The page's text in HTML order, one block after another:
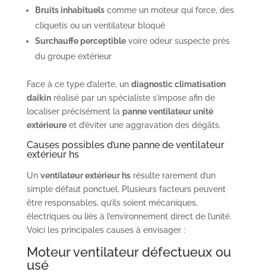
Bruits inhabituelscomme un moteur qui force, des
cliquetis ou un ventilateur bloqué
Surchauffe perceptiblevoire odeur suspecte près
du groupe extérieur
Face à ce type d’alerte, un diagnostic climatisation
daikinréalisé par un spécialiste s’impose afin de
localiser précisément la panne ventilateur unité
extérieureet d’éviter une aggravation des dégâts.
Causes possibles d’une panne de ventilateur
extérieur hs
Un ventilateur extérieur hsrésulte rarement d’un
simple défaut ponctuel. Plusieurs facteurs peuvent
être responsables, qu’ils soient mécaniques,
électriques ou liés à l’environnement direct de l’unité.
Voici les principales causes à envisager :
Moteur ventilateur défectueux ou
usé